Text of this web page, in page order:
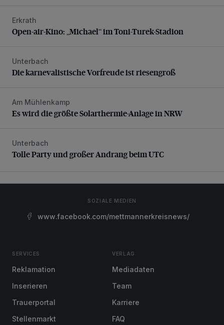
Open-air-Kino: „Michael“ im Toni-Turek-Stadion
Erkrath
Open-air-Kino: „Michael“ im Toni-Turek-Stadion
Die karnevalistische Vorfreude ist riesengroß
Unterbach
Die karnevalistische Vorfreude ist riesengroß
Es wird die größte Solarthermie-Anlage in NRW
Am Mühlenkamp
Es wird die größte Solarthermie-Anlage in NRW
Tolle Party und großer Andrang beim UTC
Unterbach
Tolle Party und großer Andrang beim UTC
SOZIALE MEDIEN
www.facebook.com/mettmannerkreisnews/
SERVICES
Reklamation
Inserieren
Trauerportal
Stellenmarkt
VERLAG
Mediadaten
Team
Karriere
FAQ